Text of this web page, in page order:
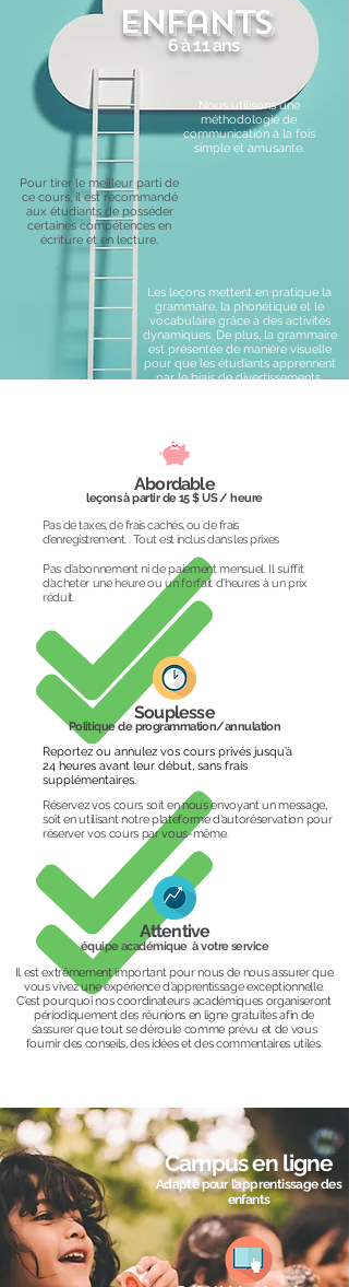
enfants
Pour tirer le meilleur parti de
ce cours, il est recommandé
aux étudiants de posséder
certaines compétences en
écriture et en lecture.
6 à 11 ans
Les leçons mettent en pratique la
grammaire, la phonétique et le
vocabulaire grâce à des activités
dynamiques. De plus, la grammaire
est présentée de manière visuelle
pour que les étudiants apprennent
par le biais de divertissements.
Nous utilisons une
méthodologie de
communication à la fois
simple et amusante.
$
Abordable
leçons à partir de 15 $ US / heure
Pas de taxes, de frais cachés, ou de frais
d’enregistrement. . Tout est inclus dans les prixes
Pas d’abonnement ni de paiement mensuel. Il suffit
d’acheter une heure ou un forfait d’heures à un prix
réduit.
Souplesse
Politique de programmation/annulation
Reportez ou annulez vos cours privés jusqu’à
24 heures avant leur début, sans frais
supplémentaires.
Réservez vos cours soit en nous envoyant un message,
soit en utilisant notre plateforme d’autoréservation pour
réserver vos cours par vous-même.
Attentive
équipe académique à votre service
Il est extrêmement important pour nous de nous assurer que
vous vivez une expérience d’apprentissage exceptionnelle.
C’est pourquoi nos coordinateurs académiques organiseront
périodiquement des réunions en ligne gratuites afin de
s’assurer que tout se déroule comme prévu et de vous
fournir des conseils, des idées et des commentaires utiles.
Campus en ligne
Adapté pour l’apprentissage des
enfants